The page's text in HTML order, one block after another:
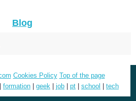
Blog
Cookies Policy Top of the page
formation geek job pt school tech